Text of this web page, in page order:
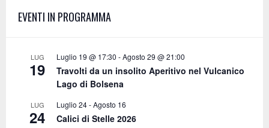
o
H
EVENTI IN PROGRAMMA
LUG
19
Luglio 19 @ 17:30 -Agosto 29 @ 21:00
Travolti da un insolito Aperitivo nel Vulcanico
Lago di Bolsena
LUG
24
Luglio 24-Agosto 16
Calici di Stelle 2026